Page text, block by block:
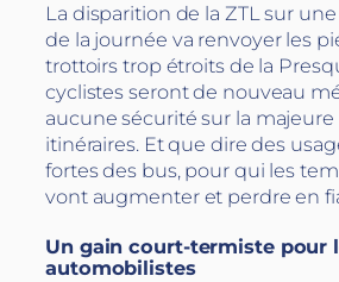
La disparition de la ZTL sur
de la journée va renvoyer les
trottoirs trop étroits de la
cyclistes seront de nouveau
aucune sécurité sur la
itinéraires. Et que dire des
fortes des bus, pour qui les
vont augmenter et perdre en
Un gain court-termiste pour
automobilistes